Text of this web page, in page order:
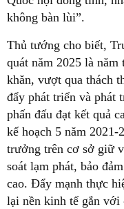
không bàn lùi”.
Thủ tướng cho biết,
quát năm 2025 là
khăn, vượt qua thách
đẩy phát triển và phát
phấn đấu đạt kết quả
kế hoạch 5 năm
trưởng trên cơ sở giữ
soát lạm phát, bảo
cao. Đẩy mạnh thực
lại nền kinh tế gắn